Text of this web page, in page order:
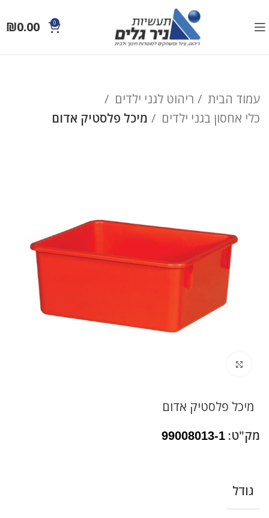
0
₪0.00
עמוד הבית
ריהוט לגני ילדים
כלי אחסון בגני ילדים
מיכל פלסטיק אדום
מיכל פלסטיק אדום
מק"ט: 99008013-1
גודל